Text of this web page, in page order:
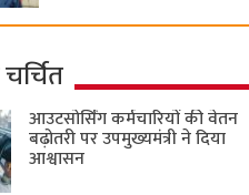
आउटसोर्सिंग कर्मचारियों की वेतन
बढ़ोतरी पर उपमुख्यमंत्री ने दिया
आश्वासन